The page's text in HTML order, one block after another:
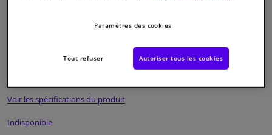
Atelier & outils
Numéro de produit d'origine:0123585
Voir les spécifications du produit
Indisponible
Paramètres des cookies
Tout refuser Autoriser tous les cookies